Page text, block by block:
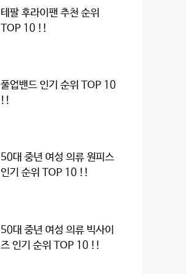
테팔 후라이팬 추천 순위
TOP 10 !!
풀업밴드 인기 순위 TOP 10
!!
50대 중년 여성 의류 원피스
인기 순위 TOP 10 !!
50대 중년 여성 의류 빅사이
즈 인기 순위 TOP 10 !!